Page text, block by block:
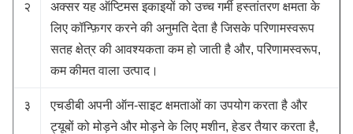
२
अक्सर यह ऑप्टिमस इकाइयों को उच्च गर्मी हस्तांतरण क्षमता के
लिए कॉन्फ़िगर करने की अनुमति देता है जिसके परिणामस्वरूप
सतह क्षेत्र की आवश्यकता कम हो जाती है और, परिणामस्वरूप,
कम कीमत वाला उत्पाद।
३
एचडीबी अपनी ऑन-साइट क्षमताओं का उपयोग करता है और
ट्यूबों को मोड़ने और मोड़ने के लिए मशीन, हेडर तैयार करता है,